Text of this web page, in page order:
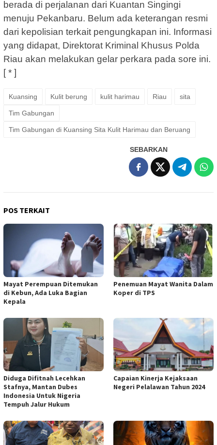
berada di perjalanan dari Kuantan Singingi
menuju Pekanbaru. Belum ada keterangan resmi
dari kepolisian terkait pengungkapan ini. Informasi
yang didapat, Direktorat Kriminal Khusus Polda
Riau akan melakukan gelar perkara pada sore ini.
[ * ]
Kuansing Kulit berung kulit harimau Riau sita
Tim Gabungan
Tim Gabungan di Kuansing Sita Kulit Harimau dan Beruang
SEBARKAN
POS TERKAIT
Mayat Perempuan Ditemukan
di Kebun, Ada Luka Bagian
Kepala
Penemuan Mayat Wanita Dalam
Koper di TPS
Diduga Difitnah Lecehkan
Stafnya, Mantan Dubes
Indonesia Untuk Nigeria
Tempuh Jalur Hukum
Capaian Kinerja Kejaksaan
Negeri Pelalawan Tahun 2024